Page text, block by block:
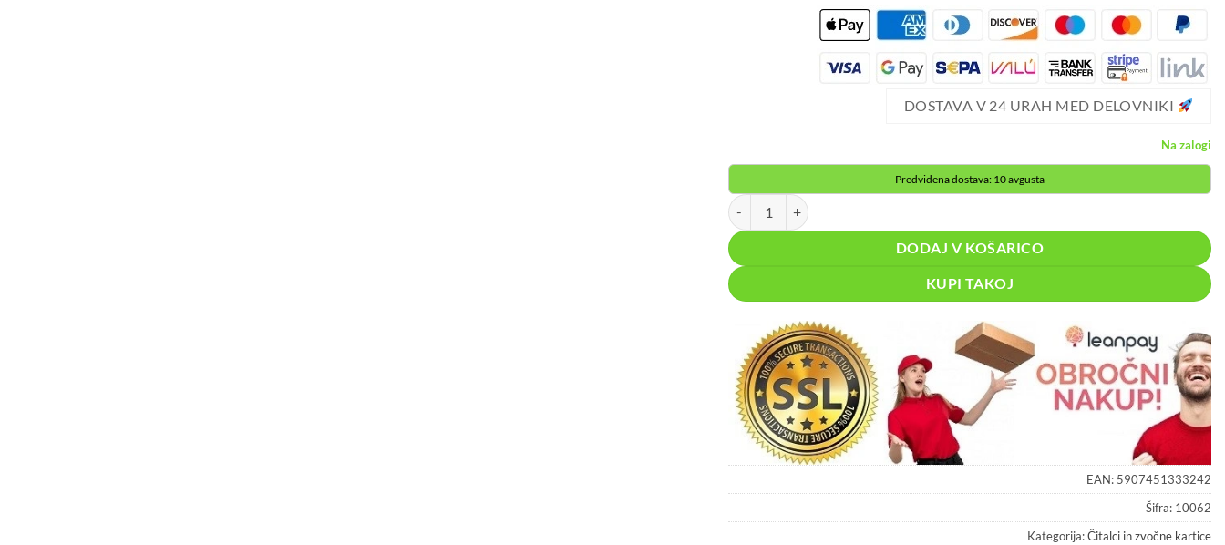
DOSTAVA V 24 URAH MED DELOVNIKI
Na zalogi
Predvidena dostava: 10 avgusta
Akumulatorski audio sprejemnik Bluetooth 3.0 AUX JACK + mikrofon količina
DODAJ V KOŠARICO
KUPI TAKOJ
EAN: 5907451333242
Šifra: 10062
Kategorija:Čitalci in zvočne kartice